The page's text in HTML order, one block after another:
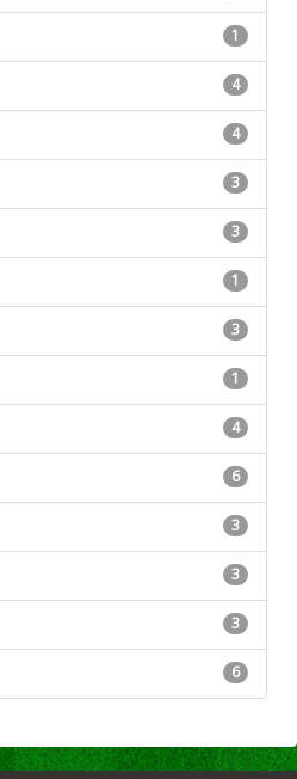
1
4
4
3
3
1
3
1
4
6
3
3
3
6